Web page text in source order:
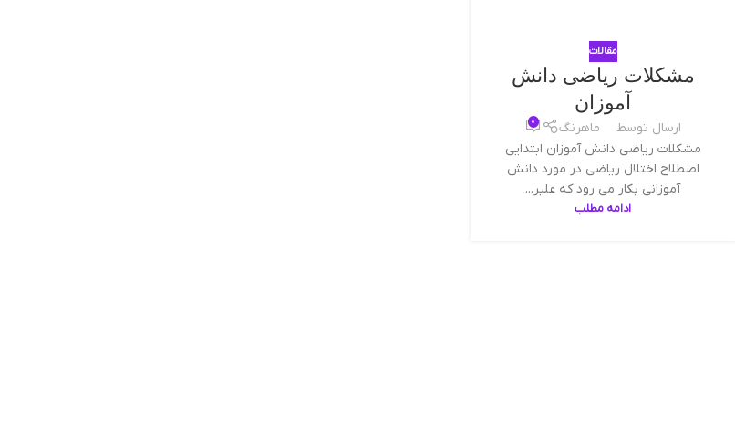
مقالات
مشکلات ریاضی دانش
آموزان
ارسال توسط ماهرنگ 0
مشکلات ریاضی دانش آموزان ابتدایی
اصطلاح اختلال ریاضی در مورد دانش
آموزانی بکار می رود که علیر...
ادامه مطلب